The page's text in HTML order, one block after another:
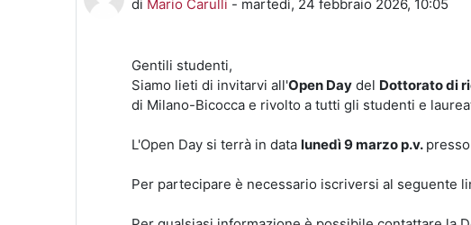
di Mario Carulli - martedì, 24 febbraio 2026, 10:05
Gentili studenti,
Siamo lieti di invitarvi all'Open Day del Dottorato di
di Milano-Bicocca e rivolto a tutti gli studenti e
L'Open Day si terrà in data lunedì 9 marzo p.v.
Per partecipare è necessario iscriversi al seguente